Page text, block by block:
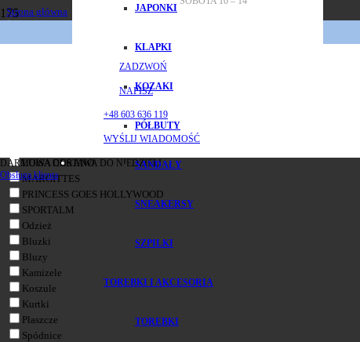
ZADZWOŃ
NAPISZ
+48 603 636 119
WYŚLIJ WIADOMOŚĆ
JAPONKI
KLAPKI
KOZAKI
PÓŁBUTY
SANDAŁY
SNEAKERSY
SZPILKI
TOREBKI I AKCESORIA
TOREBKI
DARMOWA DOSTAWA DO NIEDZIELI
Obsługa klienta
Strona główna
/
SALE
LUISA CERANO
MARGITTES
PRINCESS GOES HOLLYWOOD
SPORTALM
Odzież
Bluzki
Bluzy
Kamizele
Koszule
Kurtki
Płaszcze
Spódnice